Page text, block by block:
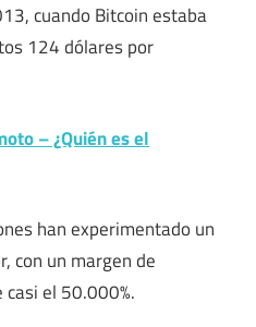
cuando Bitcoin estaba
124 dólares por
– ¿Quién es el
han experimentado un
con un margen de
el 50.000%.